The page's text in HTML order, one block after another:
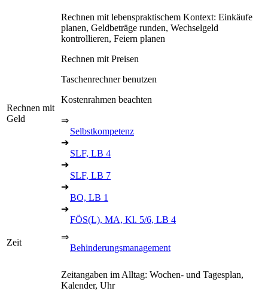
Rechnen mit
Geld
Rechnen mit lebenspraktischem Kontext: Einkäufe
planen, Geldbeträge runden, Wechselgeld
kontrollieren, Feiern planen
Rechnen mit Preisen
Taschenrechner benutzen
Kostenrahmen beachten
⇒
Selbstkompetenz
➔
SLF, LB 4
➔
SLF, LB 7
➔
BO, LB 1
➔
FÖS(L), MA, Kl. 5/6, LB 4
Zeit
⇒
Behinderungsmanagement
Zeitangaben im Alltag: Wochen- und Tagesplan,
Kalender, Uhr